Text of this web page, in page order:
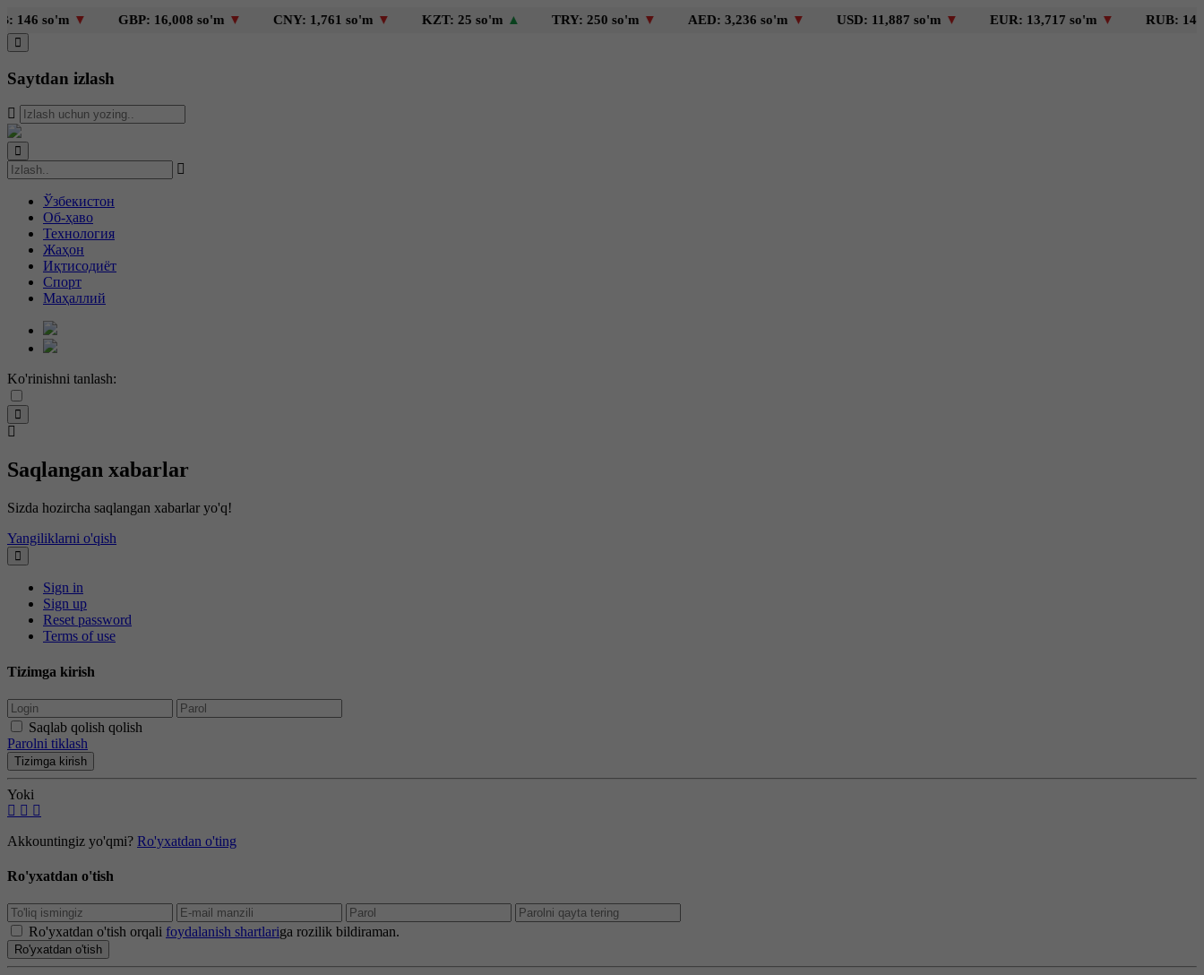
▼ GBP: 16,008 so'm▼ CNY: 1,761 so'm▼ KZT: 25 so'm▲ TRY: 250 so'm▼ AED: 3,236 so'm▼ USD: 11,887 so'm▼ EUR: 13,717 so'm▼ RUB: 146 so'm▼
Saytdan izlash
Ўзбекистон
Об-ҳаво
Технология
Жаҳон
Иқтисодиёт
Спорт
Маҳаллий
Ko'rinishni tanlash:
Saqlangan xabarlar
Sizda hozircha saqlangan xabarlar yo'q!
Yangiliklarni o'qish
Sign in
Sign up
Reset password
Terms of use
Tizimga kirish
Saqlab qolish qolish
Parolni tiklash
Tizimga kirish
Yoki
Akkountingiz yo'qmi? Ro'yxatdan o'ting
Ro'yxatdan o'tish
Ro'yxatdan o'tish orqali foydalanish shartlariga rozilik bildiraman.
Ro'yxatdan o'tish